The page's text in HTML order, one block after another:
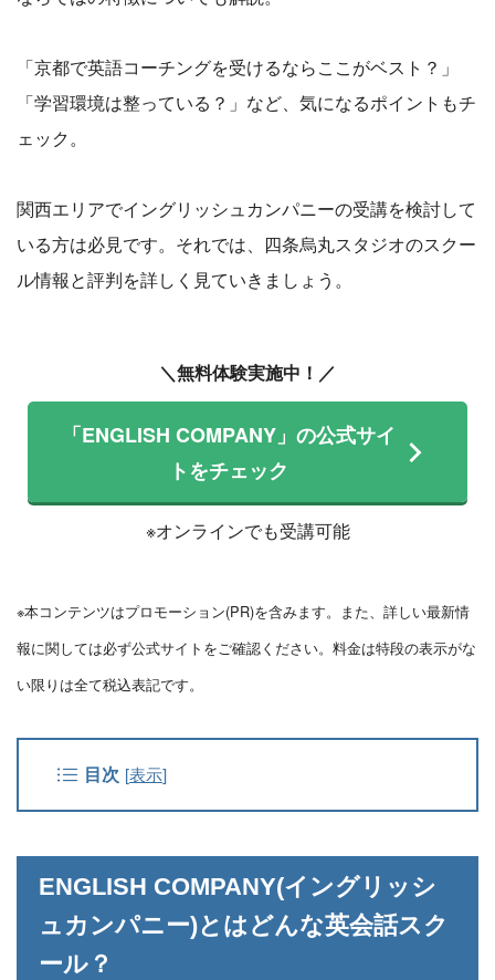
「京都で英語コーチングを受けるならここがベスト？」
「学習環境は整っている？」など、気になるポイントもチ
ェック。
関西エリアでイングリッシュカンパニーの受講を検討して
いる方は必見です。それでは、四条烏丸スタジオのスクー
ル情報と評判を詳しく見ていきましょう。
＼無料体験実施中！／
「ENGLISH COMPANY」の公式サイ
トをチェック
※オンラインでも受講可能
※本コンテンツはプロモーション(PR)を含みます。また、詳しい最新情
報に関しては必ず公式サイトをご確認ください。料金は特段の表示がな
い限りは全て税込表記です。
目次 [表示]
ENGLISH COMPANY(イングリッシ
ュカンパニー)とはどんな英会話スク
ール？